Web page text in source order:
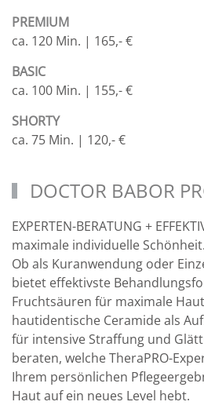
PREMIUM
ca. 120 Min. | 165,- €
BASIC
ca. 100 Min. | 155,- €
SHORTY
ca. 75 Min. | 120,- €
DOCTOR BABOR
EXPERTEN-BERATUNG +
maximale individuelle Schönheit.
Ob als Kuranwendung oder
bietet effektivste
Fruchtsäuren für maximale
hautidentische Ceramide als
für intensive Straffung und
beraten, welche TheraPRO-
Ihrem persönlichen
Haut auf ein neues Level hebt.